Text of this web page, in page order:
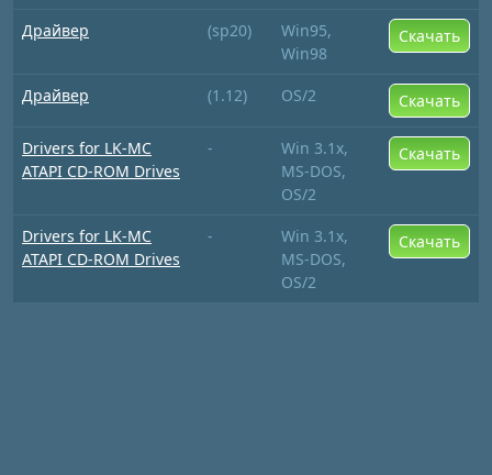
Драйвер (sp20)
Win95,
Win98
Скачать
Драйвер (1.12) OS/2 Скачать
Drivers for LK-MC
ATAPI CD-ROM Drives
-
Win 3.1x,
MS-DOS,
OS/2
Скачать
Drivers for LK-MC
ATAPI CD-ROM Drives
-
Win 3.1x,
MS-DOS,
OS/2
Скачать